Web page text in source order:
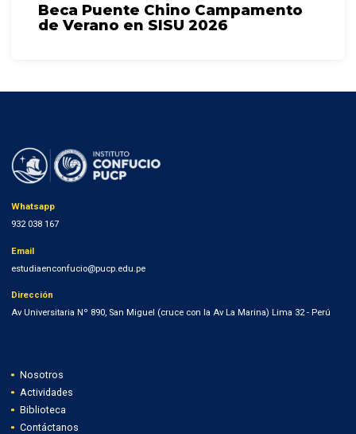
Beca Puente Chino Campamento
de Verano en SISU 2026
Whatsapp
932 038 167
Email
estudiaenconfucio@pucp.edu.pe
Dirección
Av Universitaria Nº 890, San Miguel (cruce con la Av La Marina) Lima 32 - Perú
Nosotros
Actividades
Biblioteca
Contáctanos